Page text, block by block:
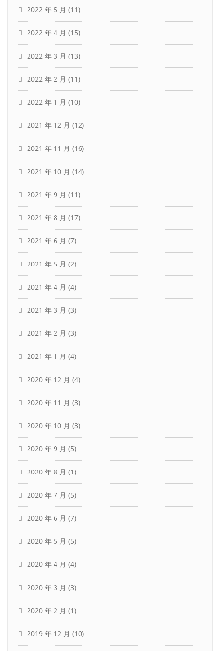
2022 年 5 月 (11)
2022 年 4 月 (15)
2022 年 3 月 (13)
2022 年 2 月 (11)
2022 年 1 月 (10)
2021 年 12 月 (12)
2021 年 11 月 (16)
2021 年 10 月 (14)
2021 年 9 月 (11)
2021 年 8 月 (17)
2021 年 6 月 (7)
2021 年 5 月 (2)
2021 年 4 月 (4)
2021 年 3 月 (3)
2021 年 2 月 (3)
2021 年 1 月 (4)
2020 年 12 月 (4)
2020 年 11 月 (3)
2020 年 10 月 (3)
2020 年 9 月 (5)
2020 年 8 月 (1)
2020 年 7 月 (5)
2020 年 6 月 (7)
2020 年 5 月 (5)
2020 年 4 月 (4)
2020 年 3 月 (3)
2020 年 2 月 (1)
2019 年 12 月 (10)